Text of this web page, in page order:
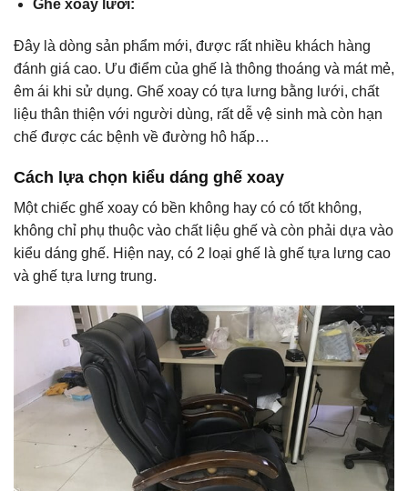
Ghế xoay lưới:
Đây là dòng sản phẩm mới, được rất nhiều khách hàng
đánh giá cao. Ưu điểm của ghế là thông thoáng và mát mẻ,
êm ái khi sử dụng. Ghế xoay có tựa lưng bằng lưới, chất
liệu thân thiện với người dùng, rất dễ vệ sinh mà còn hạn
chế được các bệnh về đường hô hấp…
Cách lựa chọn kiểu dáng ghế xoay
Một chiếc ghế xoay có bền không hay có có tốt không,
không chỉ phụ thuộc vào chất liệu ghế và còn phải dựa vào
kiểu dáng ghế. Hiện nay, có 2 loại ghế là ghế tựa lưng cao
và ghế tựa lưng trung.